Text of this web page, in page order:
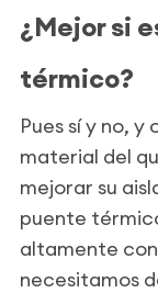
¿Mejor si
térmico?
Pues sí y no, y
material del
mejorar su
puente
altamente
necesitamos